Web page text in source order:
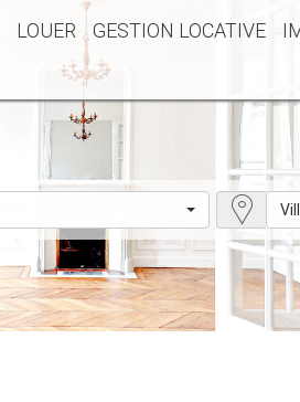
LOUER GESTION LOCATIVE